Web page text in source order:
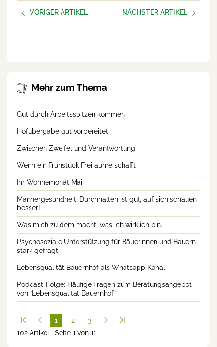
VORIGER ARTIKEL
NÄCHSTER ARTIKEL
Mehr zum Thema
Gut durch Arbeitsspitzen kommen
Hofübergabe gut vorbereitet
Zwischen Zweifel und Verantwortung
Wenn ein Frühstück Freiräume schafft
Im Wonnemonat Mai
Männergesundheit: Durchhalten ist gut, auf sich schauen
besser!
Was mich zu dem macht, was ich wirklich bin.
Psychosoziale Unterstützung für Bäuerinnen und Bauern
stark gefragt
Lebensqualität Bauernhof als Whatsapp Kanal
Podcast-Folge: Häufige Fragen zum Beratungsangebot
von “Lebensqualität Bauernhof”
1
(cur
2
3
102 Artikel | Seite 1 von 11